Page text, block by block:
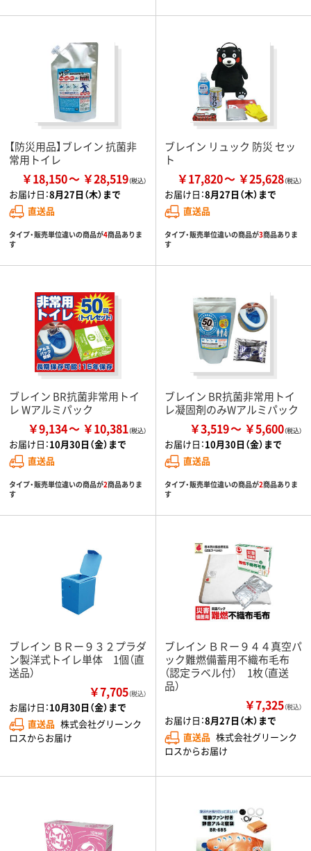
【防災用品】ブレイン 抗菌非
常用トイレ
￥18,150 ￥28,519
お届け日：8月27日（木）まで
直送品
タイプ・販売単位違いの商品が4商品ありま
す
ブレイン リュック 防災 セッ
ト
￥17,820 ￥25,628
お届け日：8月27日（木）まで
直送品
タイプ・販売単位違いの商品が3商品ありま
す
ブレイン BR抗菌非常用トイ
レ Wアルミパック
￥9,134 ￥10,381
お届け日：10月30日（金）まで
直送品
タイプ・販売単位違いの商品が2商品ありま
す
ブレイン BR抗菌非常用トイ
レ凝固剤のみWアルミパック
￥3,519 ￥5,600
お届け日：10月30日（金）まで
直送品
タイプ・販売単位違いの商品が2商品ありま
す
ブレイン ＢＲー９３２プラダ
ン製洋式トイレ単体 1個（直
送品）
￥7,705（税込）
お届け日：10月30日（金）まで
直送品 株式会社グリーンク
ロスからお届け
ブレイン ＢＲー９４４真空パ
ック難燃備蓄用不織布毛布
（認定ラベル付） 1枚（直送
品）
￥7,325（税込）
お届け日：8月27日（木）まで
直送品 株式会社グリーンク
ロスからお届け